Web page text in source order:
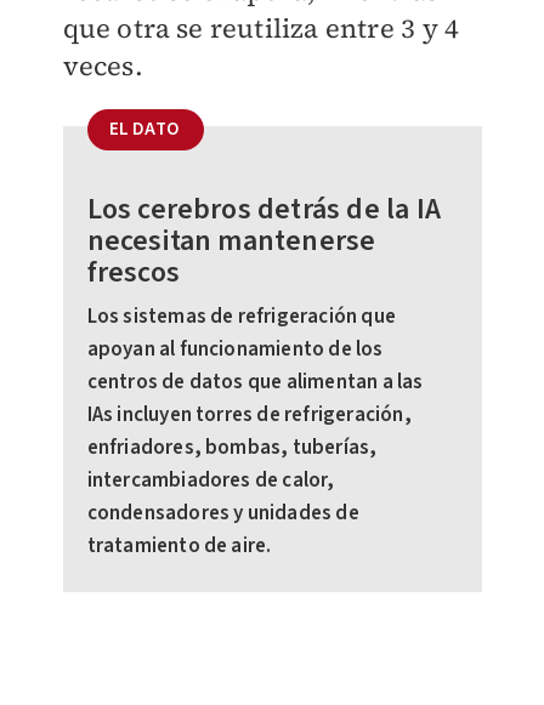
que otra se reutiliza entre 3 y 4
veces.
EL DATO
Los cerebros detrás de la IA
necesitan mantenerse
frescos
Los sistemas de refrigeración que
apoyan al funcionamiento de los
centros de datos que alimentan a las
IAs incluyen torres de refrigeración,
enfriadores, bombas, tuberías,
intercambiadores de calor,
condensadores y unidades de
tratamiento de aire.